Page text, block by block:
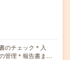
のチェック＊入
管理＊報告書ま…